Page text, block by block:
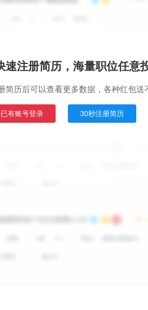
速注册简历，海量职位任意
简历后可以查看更多数据，各种红包送
已有账号登录 30秒注册简历